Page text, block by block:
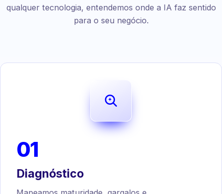
qualquer tecnologia, entendemos onde a IA faz sentido
para o seu negócio.
01
Diagnóstico